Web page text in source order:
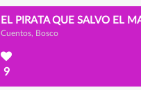
EL PIRATA QUE SALVO EL
Cuentos, Bosco
9